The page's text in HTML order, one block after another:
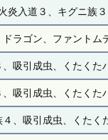
炎入道３、キグニ族
ラゴン、ファントム
吸引成虫、くたく
吸引成虫、くたく
、吸引成虫、くたく